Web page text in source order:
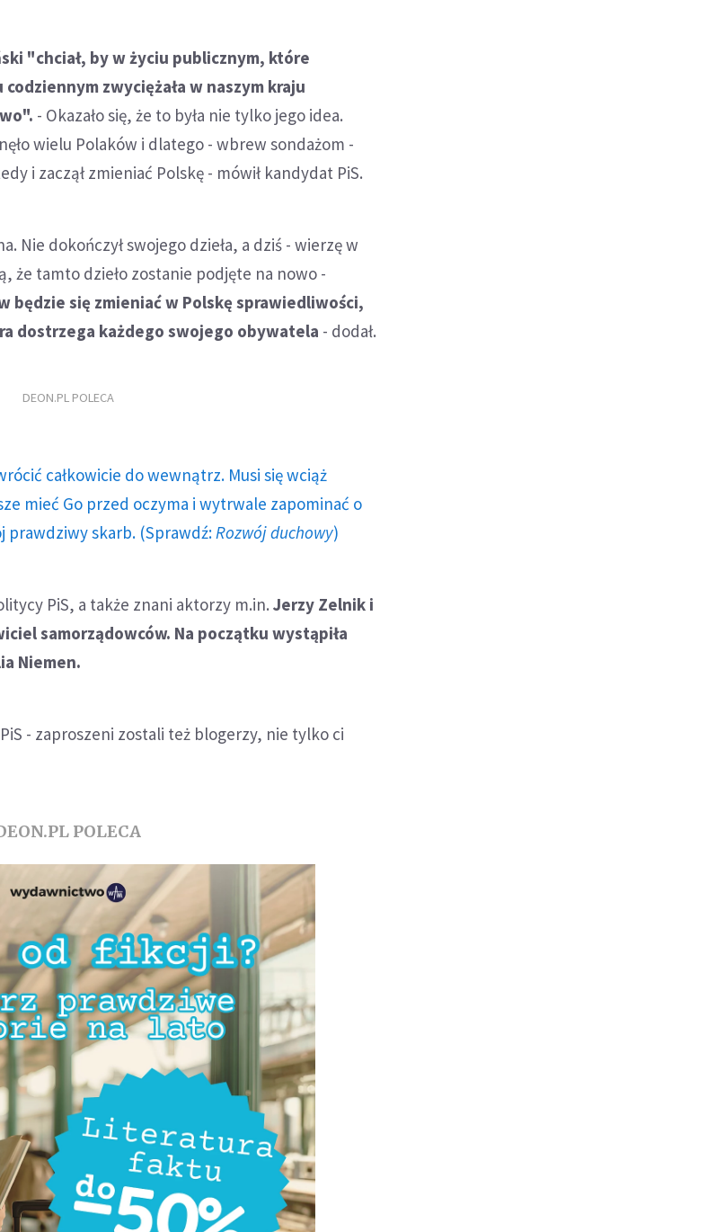
"chciał, by w życiu publicznym, które
zwyciężała w naszym kraju
- Okazało się, że to była nie tylko jego idea.
wielu Polaków i dlatego - wbrew sondażom -
i zaczął zmieniać Polskę - mówił kandydat PiS.
Nie dokończył swojego dzieła, a dziś - wierzę w
że tamto dzieło zostanie podjęte na nowo -
będzie się zmieniać w Polskę sprawiedliwości,
dostrzega każdego swojego obywatela - dodał.
DEON.PL POLECA
całkowicie do wewnątrz. Musi się wciąż
mieć Go przed oczyma i wytrwale zapominać o
prawdziwy skarb. (Sprawdź: Rozwój duchowy)
PiS, a także znani aktorzy m.in.Jerzy Zelnik i
samorządowców. Na początku wystąpiła
Niemen.
- zaproszeni zostali też blogerzy, nie tylko ci
POLECA